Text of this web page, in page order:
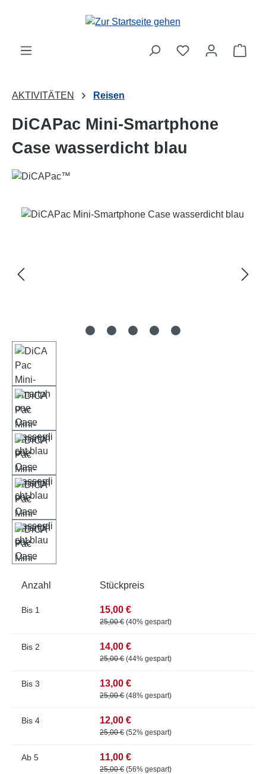
Zum Hauptinhalt springen
AKTIVITÄTEN Reisen
DiCAPac Mini-Smartphone
Case wasserdicht blau
Bildergalerie überspringen
Anzahl Stückpreis
Bis 1 15,00 €
25,00 € (40% gespart)
Bis 2 14,00 €
25,00 € (44% gespart)
Bis 3 13,00 €
25,00 € (48% gespart)
Bis 4 12,00 €
25,00 € (52% gespart)
Ab 5 11,00 €
25,00 € (56% gespart)